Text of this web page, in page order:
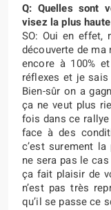
Q: Quelles sont
visez la plus
SO: Oui en effet,
découverte de
encore à 100%
réflexes et je
Bien-sûr on a
ça ne veut plus
fois dans ce
face à des
c’est surement
ne sera pas le
ça fait plaisir de
n’est pas très
qu’il se passe ce